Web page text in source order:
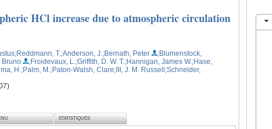
HCl increase due to atmospheric circulation
;Reddmann, T. ;Anderson, J. ;Bernath, Peter
;Blumenstock,
Bruno ;Froidevaux, L. ;Griffith, D. W. T. ;Hannigan, James W.;Hase,
H. ;Palm, M. ;Paton-Walsh, Clare;III, J. M. Russell;Schneider,
STATISTIQUES